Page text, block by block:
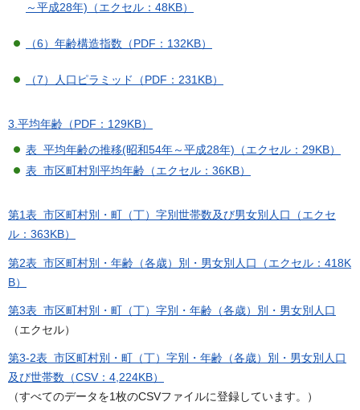
～平成28年)（エクセル：48KB）
（6）年齢構造指数（PDF：132KB）
（7）人口ピラミッド（PDF：231KB）
3.平均年齢（PDF：129KB）
表 平均年齢の推移(昭和54年～平成28年)（エクセル：29KB）
表 市区町村別平均年齢（エクセル：36KB）
第1表 市区町村別・町（丁）字別世帯数及び男女別人口（エクセ
ル：363KB）
第2表 市区町村別・年齢（各歳）別・男女別人口（エクセル：418K
B）
第3表 市区町村別・町（丁）字別・年齢（各歳）別・男女別人口
（エクセル）
第3-2表 市区町村別・町（丁）字別・年齢（各歳）別・男女別人口
及び世帯数（CSV：4,224KB）
（すべてのデータを1枚のCSVファイルに登録しています。）